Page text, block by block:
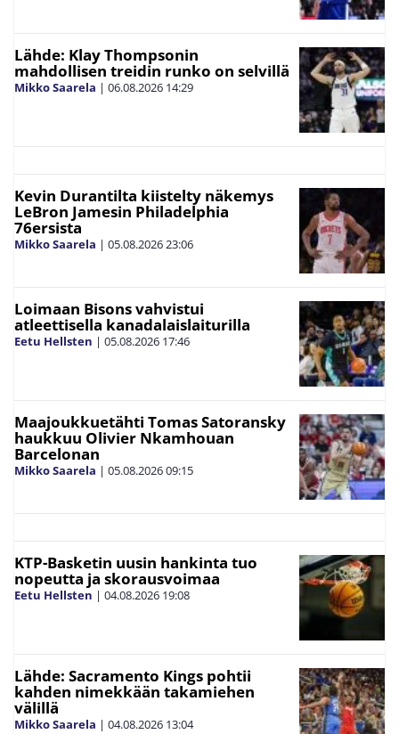
Lähde: Klay Thompsonin
mahdollisen treidin runko on selvillä
Mikko Saarela | 06.08.2026 14:29
Kevin Durantilta kiistelty näkemys
LeBron Jamesin Philadelphia
76ersista
Mikko Saarela | 05.08.202623:06
Loimaan Bisons vahvistui
atleettisella kanadalaislaiturilla
Eetu Hellsten | 05.08.2026 17:46
Maajoukkuetähti Tomas Satoransky
haukkuu Olivier Nkamhouan
Barcelonan
Mikko Saarela | 05.08.202609:15
KTP-Basketin uusin hankinta tuo
nopeutta ja skorausvoimaa
Eetu Hellsten | 04.08.2026 19:08
Lähde: Sacramento Kings pohtii
kahden nimekkään takamiehen
välillä
Mikko Saarela | 04.08.2026 13:04